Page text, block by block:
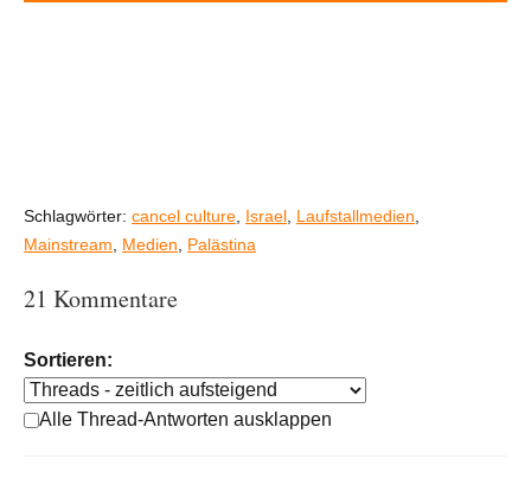
Schlagwörter: cancel culture, Israel, Laufstallmedien,
Mainstream, Medien, Palästina
21 Kommentare
Sortieren:
Alle Thread-Antworten ausklappen